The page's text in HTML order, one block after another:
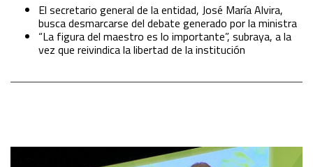
El secretario general de la entidad, José María Alvira,
busca desmarcarse del debate generado por la ministra
“La figura del maestro es lo importante”, subraya, a la
vez que reivindica la libertad de la institución